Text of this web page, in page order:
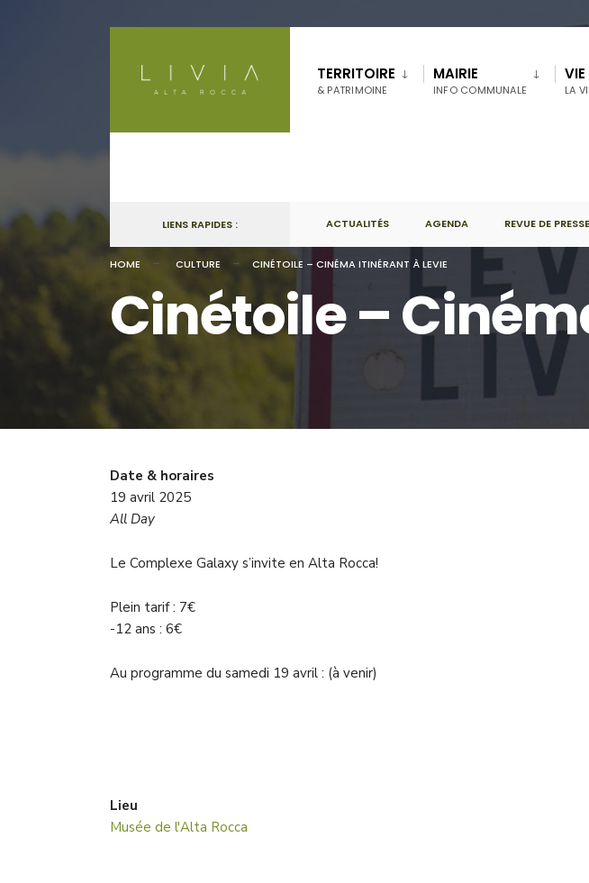
content
TERRITOIRE
& PATRIMOINE
MAIRIE
INFO COMMUNALE LA
LIENS RAPIDES : ACTUALITÉS AGENDA REVUE DE PRESSE
HOME CULTURE CINÉTOILE – CINÉMA ITINÉRANT À LEVIE
Cinétoile –
Date & horaires
19 avril 2025
All Day
Le Complexe Galaxy s’invite en Alta Rocca!
Plein tarif : 7€
-12 ans : 6€
Au programme du samedi 19 avril : (à venir)
Lieu
Musée de l'Alta Rocca